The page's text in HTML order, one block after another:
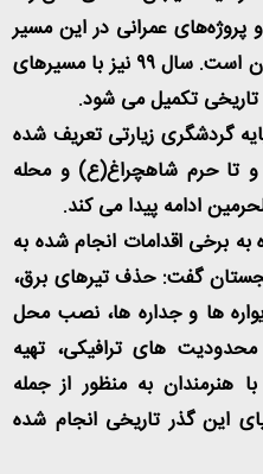
پروژه‌های عمرانی در این مسیر
تعریف شده که در حال تکمیل شدن است. سال ٩٩ نیز با مسیرهای
تکمیل می شود.
گردشگری زیارتی تعریف شده
و تا حرم شاهچراغ(ع) و محله
ادامه پیدا می کند.
اشاره به برخی اقدامات انجام شده به
گفت: حذف تیرهای برق،
ها و جداره ها، نصب محل
محدودیت های ترافیکی، تهیه
هنرمندان به منظور از جمله
این گذر تاریخی انجام شده